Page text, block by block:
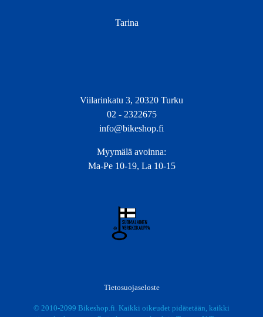
Tarina
Viilarinkatu 3, 20320 Turku
02 - 2322675
info@bikeshop.fi
Myymälä avoinna:
Ma-Pe 10-19, La 10-15
Tietosuojaseloste
© 2010-2099 Bikeshop.fi. Kaikki oikeudet pidätetään, kaikki